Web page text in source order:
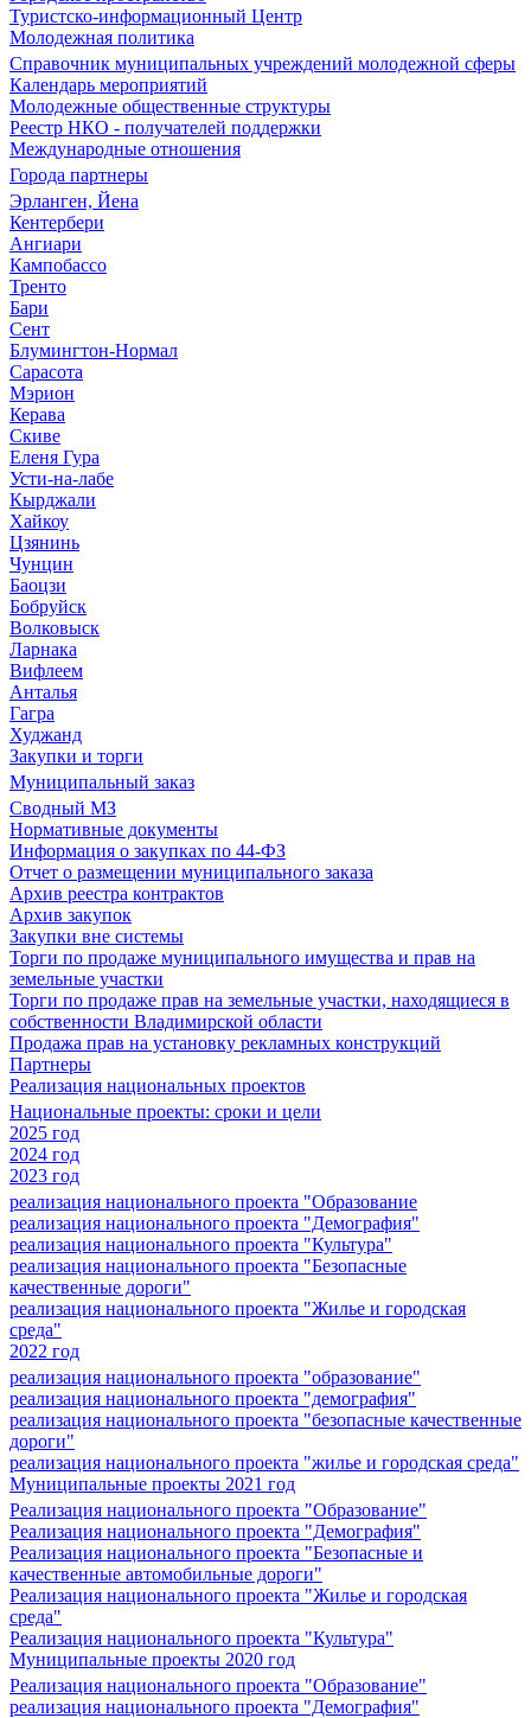
Туристско-информационный Центр
Молодежная политика
Справочник муниципальных учреждений молодежной сферы
Календарь мероприятий
Молодежные общественные структуры
Реестр НКО - получателей поддержки
Международные отношения
Города партнеры
Эрланген, Йена
Кентербери
Ангиари
Кампобассо
Тренто
Бари
Сент
Блумингтон-Нормал
Сарасота
Мэрион
Керава
Скиве
Еленя Гура
Усти-на-лабе
Кырджали
Хайкоу
Цзянинь
Чунцин
Баоцзи
Бобруйск
Волковыск
Ларнака
Вифлеем
Анталья
Гагра
Худжанд
Закупки и торги
Муниципальный заказ
Сводный МЗ
Нормативные документы
Информация о закупках по 44-ФЗ
Отчет о размещении муниципального заказа
Архив реестра контрактов
Архив закупок
Закупки вне системы
Торги по продаже муниципального имущества и прав на
земельные участки
Торги по продаже прав на земельные участки, находящиеся в
собственности Владимирской области
Продажа прав на установку рекламных конструкций
Партнеры
Реализация национальных проектов
Национальные проекты: сроки и цели
2025 год
2024 год
2023 год
реализация национального проекта "Образование
реализация национального проекта "Демография"
реализация национального проекта "Культура"
реализация национального проекта "Безопасные
качественные дороги"
реализация национального проекта "Жилье и городская
среда"
2022 год
реализация национального проекта "образование"
реализация национального проекта "демография"
реализация национального проекта "безопасные качественные
дороги"
реализация национального проекта "жилье и городская среда"
Муниципальные проекты 2021 год
Реализация национального проекта "Образование"
Реализация национального проекта "Демография"
Реализация национального проекта "Безопасные и
качественные автомобильные дороги"
Реализация национального проекта "Жилье и городская
среда"
Реализация национального проекта "Культура"
Муниципальные проекты 2020 год
Реализация национального проекта "Образование"
реализация национального проекта "Демография"